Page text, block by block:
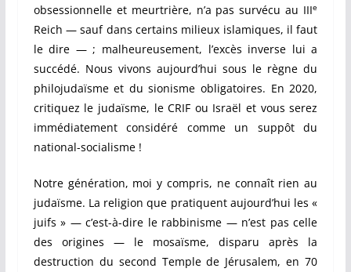
obsessionnelle et meurtrière, n’a pas survécu au IIIe
Reich — sauf dans certains milieux islamiques, il faut
le dire — ; malheureusement, l’excès inverse lui a
succédé. Nous vivons aujourd’hui sous le règne du
philojudaïsme et du sionisme obligatoires. En 2020,
critiquez le judaïsme, le CRIF ou Israël et vous serez
immédiatement considéré comme un suppôt du
national-socialisme !
Notre génération, moi y compris, ne connaît rien au
judaïsme. La religion que pratiquent aujourd’hui les «
juifs » —c’est-à-dire le rabbinisme —n’est pas celle
des origines — le mosaïsme, disparu après la
destruction du second Temple de Jérusalem, en 70